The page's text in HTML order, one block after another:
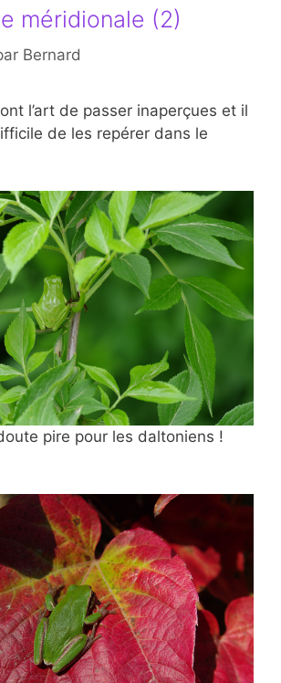
méridionale (2)
Bernard
l’art de passer inaperçues et il
de les repérer dans le
pire pour les daltoniens !